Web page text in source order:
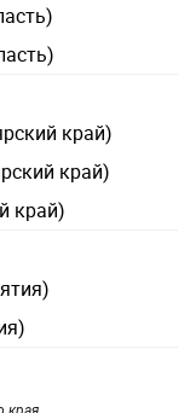
край)
край)
край)